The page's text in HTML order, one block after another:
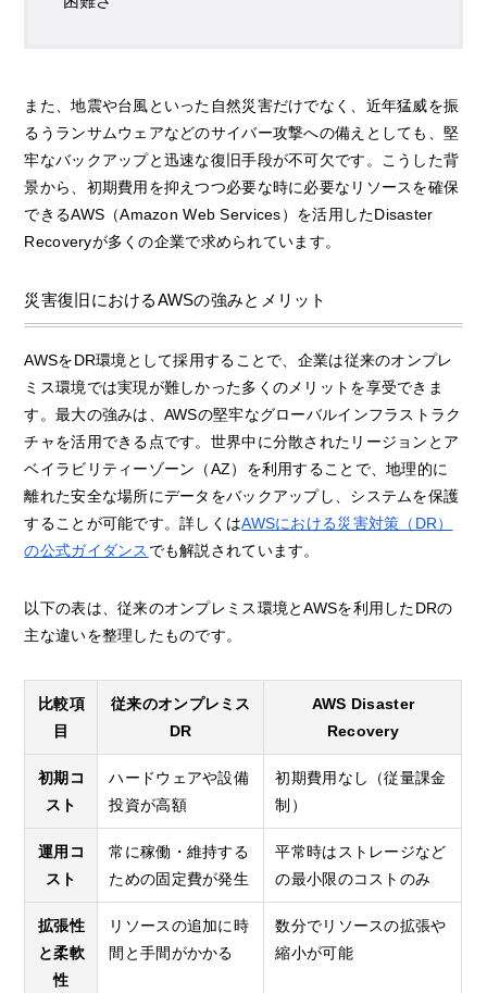
また、地震や台風といった自然災害だけでなく、近年猛威を振
るうランサムウェアなどのサイバー攻撃への備えとしても、堅
牢なバックアップと迅速な復旧手段が不可欠です。こうした背
景から、初期費用を抑えつつ必要な時に必要なリソースを確保
できるAWS（Amazon Web Services）を活用したDisaster
Recoveryが多くの企業で求められています。
災害復旧におけるAWSの強みとメリット
AWSをDR環境として採用することで、企業は従来のオンプレ
ミス環境では実現が難しかった多くのメリットを享受できま
す。最大の強みは、AWSの堅牢なグローバルインフラストラク
チャを活用できる点です。世界中に分散されたリージョンとア
ベイラビリティーゾーン（AZ）を利用することで、地理的に
離れた安全な場所にデータをバックアップし、システムを保護
することが可能です。詳しくはAWSにおける災害対策（DR）
の公式ガイダンス でも解説されています。
以下の表は、従来のオンプレミス環境とAWSを利用したDRの
主な違いを整理したものです。
比較項
目
従来のオンプレミス
DR
AWS Disaster
Recovery
初期コ
スト
ハードウェアや設備
投資が高額
初期費用なし（従量課金
制）
運用コ
スト
常に稼働・維持する
ための固定費が発生
平常時はストレージなど
の最小限のコストのみ
拡張性
と柔軟
性
リソースの追加に時
間と手間がかかる
数分でリソースの拡張や
縮小が可能